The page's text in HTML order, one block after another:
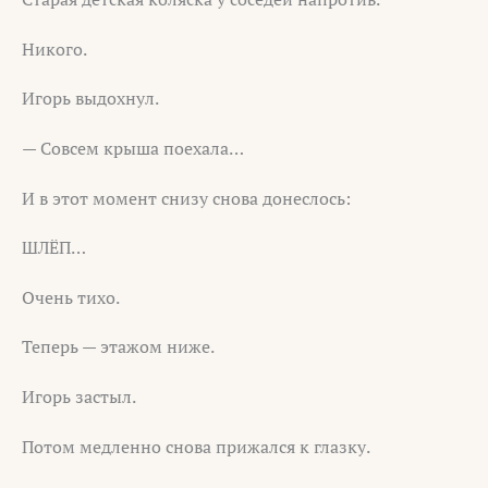
Никого.
Игорь выдохнул.
— Совсем крыша поехала…
И в этот момент снизу снова донеслось:
ШЛЁП…
Очень тихо.
Теперь — этажом ниже.
Игорь застыл.
Потом медленно снова прижался к глазку.